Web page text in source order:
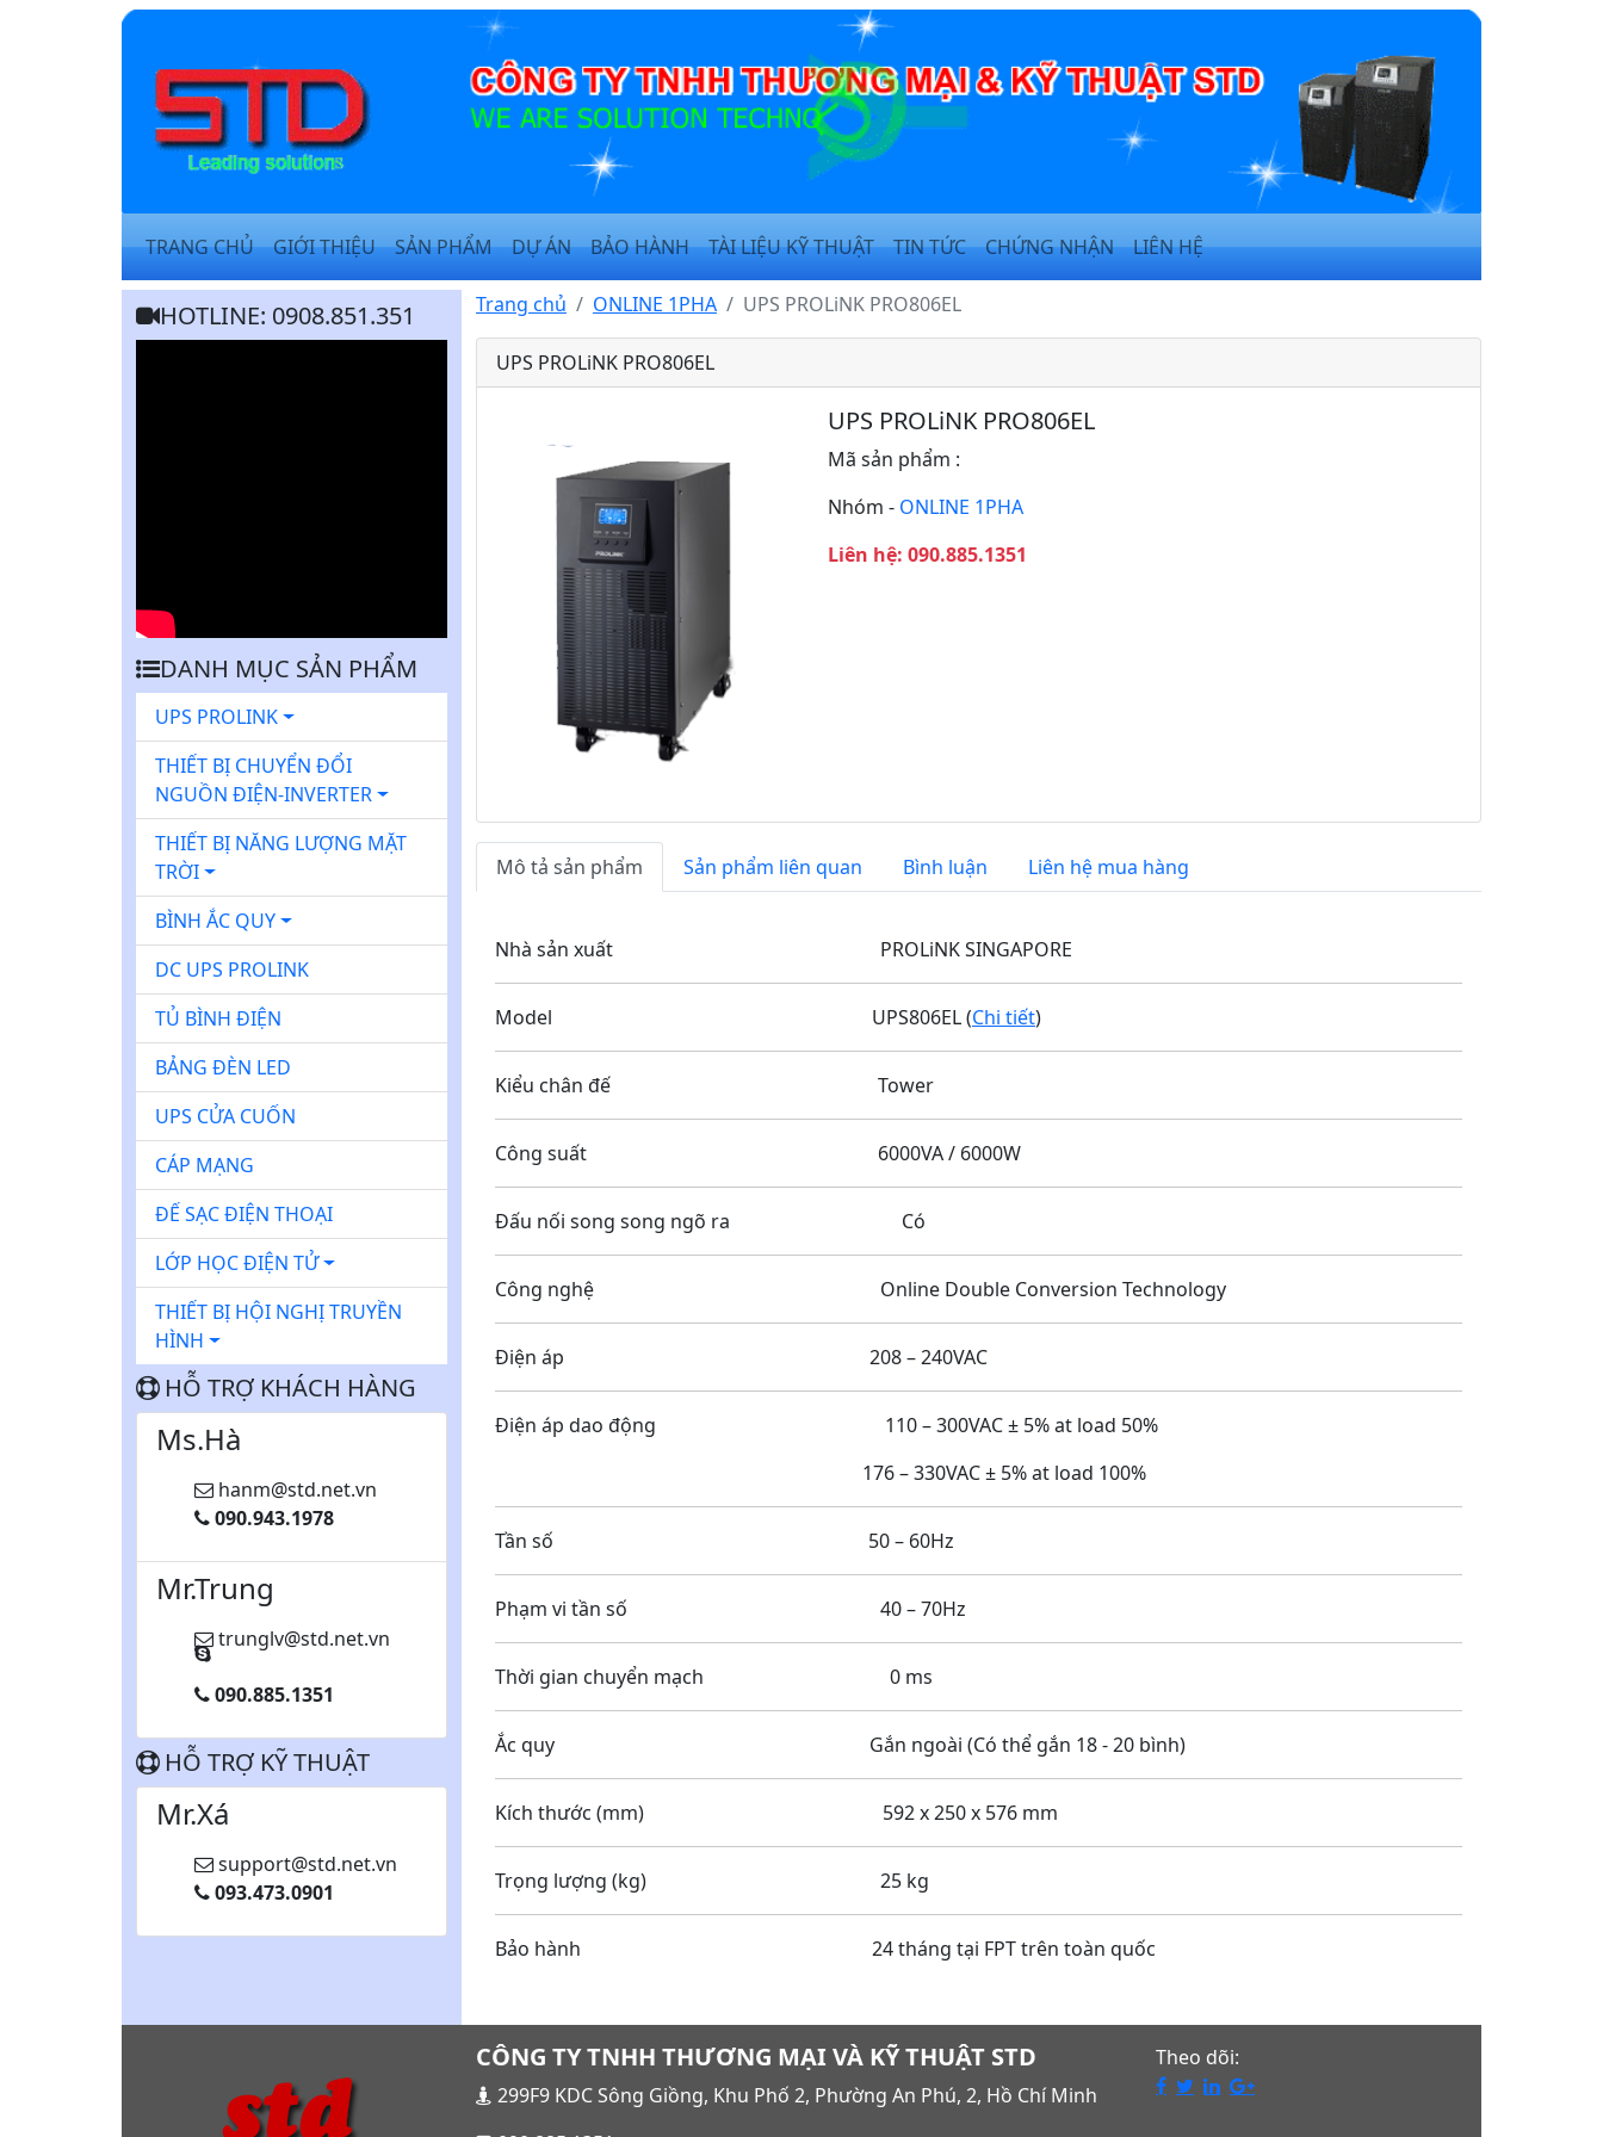
TRANG CHỦ GIỚI THIỆU SẢN PHẨM DỰ ÁN BẢO HÀNH TÀI LIỆU KỸ THUẬT TIN TỨC CHỨNG NHẬN LIÊN HỆ
HOTLINE: 0908.851.351
DANH MỤC SẢN PHẨM
UPS PROLINK
THIẾT BỊ CHUYỂN ĐỔI
NGUỒN ĐIỆN-INVERTER
THIẾT BỊ NĂNG LƯỢNG MẶT
TRỜI
BÌNH ẮC QUY
DC UPS PROLINK
TỦ BÌNH ĐIỆN
BẢNG ĐÈN LED
UPS CỬA CUỐN
CÁP MẠNG
ĐẾ SẠC ĐIỆN THOẠI
LỚP HỌC ĐIỆN TỬ
THIẾT BỊ HỘI NGHỊ TRUYỀN
HÌNH
HỖ TRỢ KHÁCH HÀNG
Ms.Hà
hanm@std.net.vn
090.943.1978
Mr.Trung
trunglv@std.net.vn
090.885.1351
HỖ TRỢ KỸ THUẬT
Mr.Xá
support@std.net.vn
093.473.0901
Trang chủ ONLINE 1PHA UPS PROLiNK PRO806EL
UPS PROLiNK PRO806EL
o
UPS PROLiNK PRO806EL
Mã sản phẩm :
Nhóm - ONLINE 1PHA
Liên hệ: 090.885.1351
Mô tả sản phẩm Sản phẩm liên quan Bình luận Liên hệ mua hàng
Nhà sản xuất PROLiNK SINGAPORE
Model UPS806EL (Chi tiết)
Kiểu chân đế Tower
Công suất 6000VA / 6000W
Đấu nối song song ngõ ra Có
Công nghệ Online Double Conversion Technology
Điện áp 208 – 240VAC
Điện áp dao động 110 – 300VAC ± 5% at load 50%
176 – 330VAC ± 5% at load 100%
Tần số 50 – 60Hz
Phạm vi tần số 40 – 70Hz
Thời gian chuyển mạch 0 ms
Ắc quy Gắn ngoài (Có thể gắn 18 - 20 bình)
Kích thước (mm) 592 x 250 x 576 mm
Trọng lượng (kg) 25 kg
Bảo hành 24 tháng tại FPT trên toàn quốc
CÔNG TY TNHH THƯƠNG MẠI VÀ KỸ THUẬT STD
299F9 KDC Sông Giồng, Khu Phố 2, Phường An Phú, 2, Hồ Chí Minh
Theo dõi: